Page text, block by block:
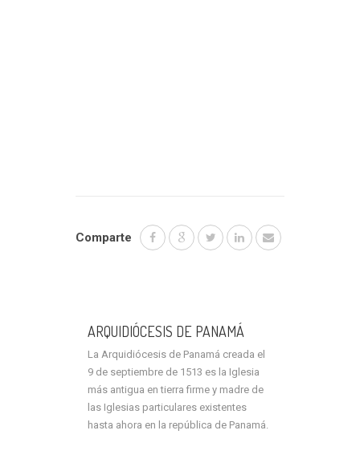
Comparte
ARQUIDIÓCESIS DE PANAMÁ
La Arquidiócesis de Panamá creada el
9 de septiembre de 1513 es la Iglesia
más antigua en tierra firme y madre de
las Iglesias particulares existentes
hasta ahora en la república de Panamá.